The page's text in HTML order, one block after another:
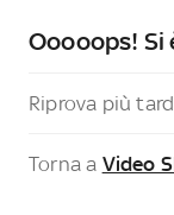
Ooooops!
Riprova più
Torna a Video